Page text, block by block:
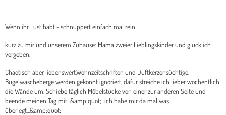
Wenn ihr Lust habt - schnuppert einfach mal rein
kurz zu mir und unserem Zuhause: Mama zweier Lieblingskinder und glücklich
vergeben.
Chaotisch aber liebenswert,Wohnzeitschriften und Duftkerzensüchtige.
Bügelwäscheberge werden gekonnt ignoriert, dafür streiche ich lieber wöchentlich
die Wände um. Schiebe täglich Möbelstücke von einer zur anderen Seite und
beende meinen Tag mit: &amp;quot;...ich habe mir da mal was
überlegt...&amp;quot;